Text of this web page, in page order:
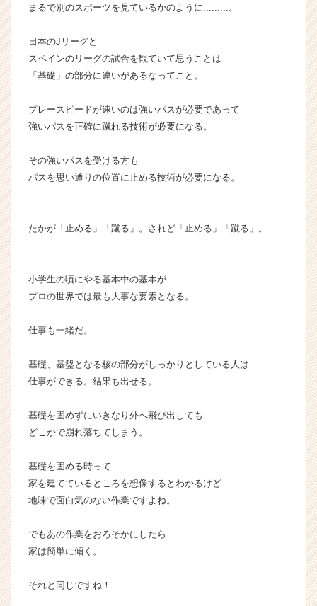
ウ
く
就
サ
イ
チ
キ
ア
e
r
e
e
まるで別のスポーツを見ているかのように.........。
日本のJリーグと
スペインのリーグの試合を観ていて思うことは
「基礎」の部分に違いがあるなってこと。
プレースピードが速いのは強いパスが必要であって
強いパスを正確に蹴れる技術が必要になる。
その強いパスを受ける方も
パスを思い通りの位置に止める技術が必要になる。
たかが「止める」「蹴る」。されど「止める」「蹴る」。
小学生の頃にやる基本中の基本が
プロの世界では最も大事な要素となる。
仕事も一緒だ。
基礎、基盤となる核の部分がしっかりとしている人は
仕事ができる。結果も出せる。
基礎を固めずにいきなり外へ飛び出しても
どこかで崩れ落ちてしまう。
基礎を固める時って
家を建てているところを想像するとわかるけど
地味で面白気のない作業ですよね。
でもあの作業をおろそかにしたら
家は簡単に傾く。
それと同じですね！